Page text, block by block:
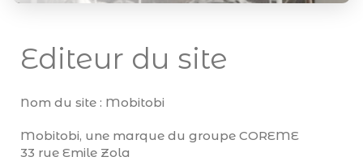
Editeur du site
Nom du site : Mobitobi
Mobitobi, une marque du groupe COREME
33 rue Emile Zola